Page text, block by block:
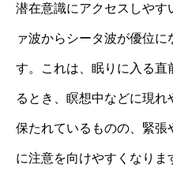
潜在意識にアクセスしやす
ァ波からシータ波が優位に
す。これは、眠りに入る直
るとき、瞑想中などに現
保たれているものの、緊張
に注意を向けやすくなりま